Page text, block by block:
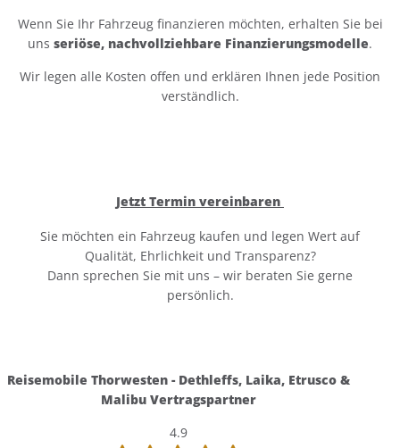
Wenn Sie Ihr Fahrzeug finanzieren möchten, erhalten Sie bei
uns seriöse, nachvollziehbare Finanzierungsmodelle.
Wir legen alle Kosten offen und erklären Ihnen jede Position
verständlich.
Jetzt Termin vereinbaren
Sie möchten ein Fahrzeug kaufen und legen Wert auf
Qualität, Ehrlichkeit und Transparenz?
Dann sprechen Sie mit uns – wir beraten Sie gerne
persönlich.
Reisemobile Thorwesten - Dethleffs, Laika, Etrusco &
Malibu Vertragspartner
4.9